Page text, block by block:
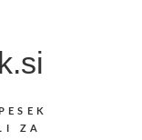
ZA